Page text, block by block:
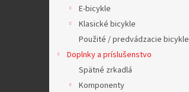
E-bicykle
Klasické bicykle
Použité / predvádzacie bicykle
Doplnky a príslušenstvo
Spätné zrkadlá
Komponenty